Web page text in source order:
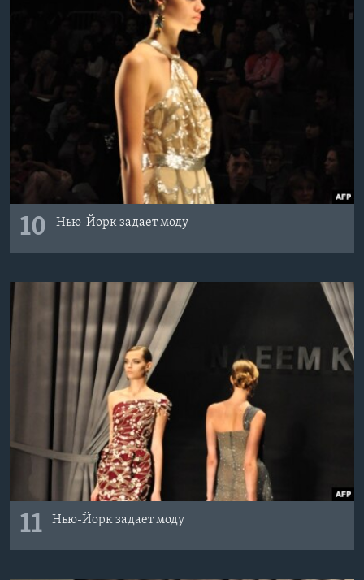
10 Нью-Йорк задает моду
11 Нью-Йорк задает моду